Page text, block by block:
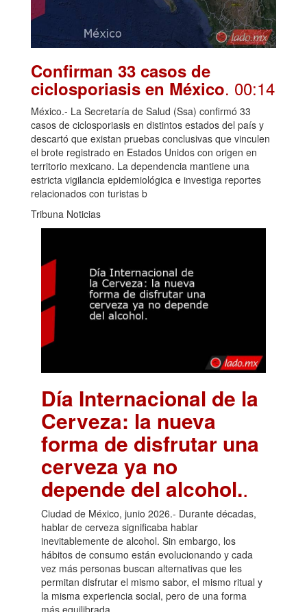
Confirman 33 casos de
ciclosporiasis en México. 00:14
México.- La Secretaría de Salud (Ssa) confirmó 33
casos de ciclosporiasis en distintos estados del país y
descartó que existan pruebas conclusivas que vinculen
el brote registrado en Estados Unidos con origen en
territorio mexicano. La dependencia mantiene una
estricta vigilancia epidemiológica e investiga reportes
relacionados con turistas b
Tribuna Noticias
Día Internacional de la
Cerveza: la nueva
forma de disfrutar una
cerveza ya no
depende del alcohol..
Ciudad de México, junio 2026.- Durante décadas,
hablar de cerveza significaba hablar
inevitablemente de alcohol. Sin embargo, los
hábitos de consumo están evolucionando y cada
vez más personas buscan alternativas que les
permitan disfrutar el mismo sabor, el mismo ritual y
la misma experiencia social, pero de una forma
más equilibrada.